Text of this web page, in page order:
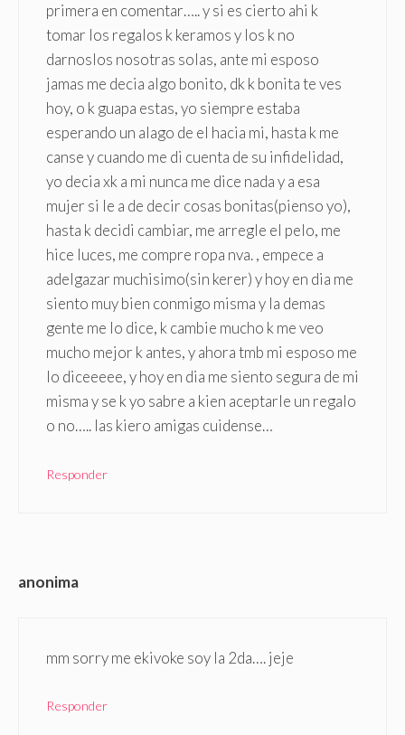
primera en comentar….. y si es cierto ahi k
tomar los regalos k keramos y los k no
darnoslos nosotras solas, ante mi esposo
jamas me decia algo bonito, dk k bonita te ves
hoy, o k guapa estas, yo siempre estaba
esperando un alago de el hacia mi, hasta k me
canse y cuando me di cuenta de su infidelidad,
yo decia xk a mi nunca me dice nada y a esa
mujer si le a de decir cosas bonitas(pienso yo),
hasta k decidi cambiar, me arregle el pelo, me
hice luces, me compre ropa nva. , empece a
adelgazar muchisimo(sin kerer) y hoy en dia me
siento muy bien conmigo misma y la demas
gente me lo dice, k cambie mucho k me veo
mucho mejor k antes, y ahora tmb mi esposo me
lo diceeeee, y hoy en dia me siento segura de mi
misma y se k yo sabre a kien aceptarle un regalo
o no….. las kiero amigas cuidense…
Responder
anonima
mm sorry me ekivoke soy la 2da…. jeje
Responder